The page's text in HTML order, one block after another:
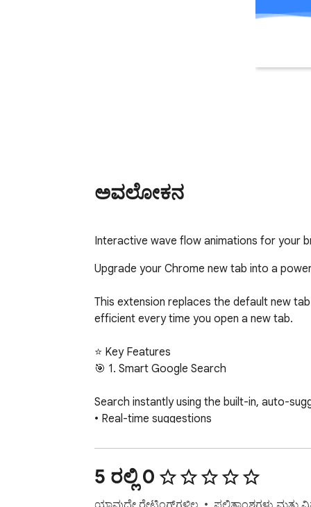
ಅವಲೋಕನ
Interactive wave flow animations for your
Upgrade your Chrome new tab into a
This extension replaces the default new
efficient every time you open a new tab.
⭐ Key Features
🎯 1. Smart Google Search
Search instantly using the built-in, auto-
• Real-time suggestions
• Keyboard-friendly interaction
⭐ 2. Customizable Widgets & Controls
5 ರಲ್ಲಿ 0